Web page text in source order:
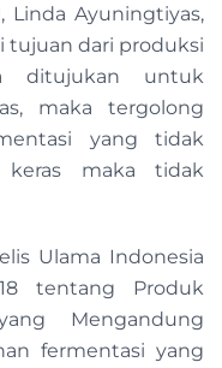
Linda Ayuningtiyas,
tujuan dari produksi
ditujukan untuk
maka tergolong
yang tidak
maka tidak
Ulama Indonesia
tentang Produk
Mengandung
fermentasi yang